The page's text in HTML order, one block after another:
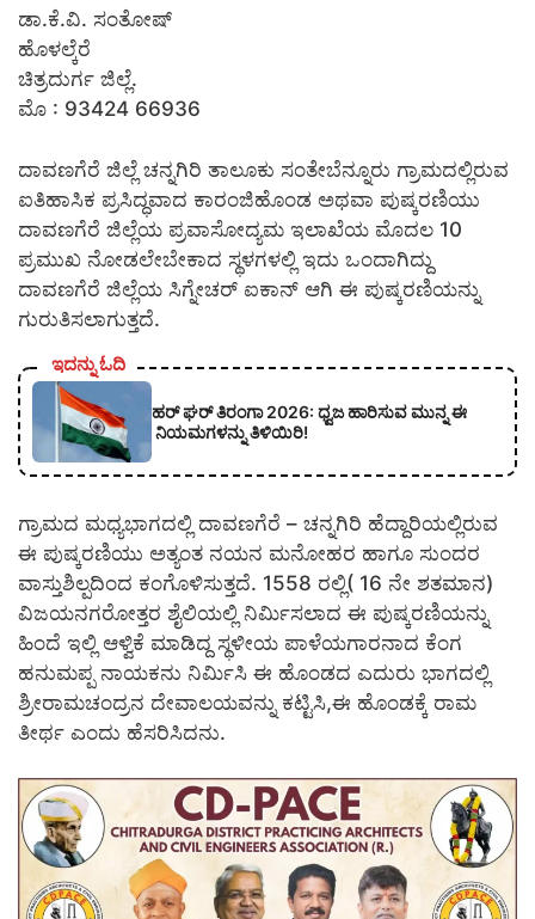
ಡಾ.ಕೆ.ವಿ. ಸಂತೋಷ್
ಹೊಳಲ್ಕೆರೆ
ಚಿತ್ರದುರ್ಗ ಜಿಲ್ಲೆ.
ಮೊ : 93424 66936
ದಾವಣಗೆರೆ ಜಿಲ್ಲೆ ಚನ್ನಗಿರಿ ತಾಲೂಕು ಸಂತೇಬೆನ್ನೂರು ಗ್ರಾಮದಲ್ಲಿರುವ
ಐತಿಹಾಸಿಕ ಪ್ರಸಿದ್ಧವಾದ ಕಾರಂಜಿಹೊಂಡ ಅಥವಾ ಪುಷ್ಕರಣಿಯು
ದಾವಣಗೆರೆ ಜಿಲ್ಲೆಯ ಪ್ರವಾಸೋದ್ಯಮ ಇಲಾಖೆಯ ಮೊದಲ 10
ಪ್ರಮುಖ ನೋಡಲೇಬೇಕಾದ ಸ್ಥಳಗಳಲ್ಲಿ ಇದು ಒಂದಾಗಿದ್ದು
ದಾವಣಗೆರೆ ಜಿಲ್ಲೆಯ ಸಿಗ್ನೇಚರ್ ಐಕಾನ್ ಆಗಿ ಈ ಪುಷ್ಕರಣಿಯನ್ನು
ಗುರುತಿಸಲಾಗುತ್ತದೆ.
ಇದನ್ನು ಓದಿ
ಹರ್ ಘರ್ ತಿರಂಗಾ 2026: ಧ್ವಜ ಹಾರಿಸುವ ಮುನ್ನ ಈ
ನಿಯಮಗಳನ್ನು ತಿಳಿಯಿರಿ!
ಗ್ರಾಮದ ಮಧ್ಯಭಾಗದಲ್ಲಿ ದಾವಣಗೆರೆ – ಚನ್ನಗಿರಿ ಹೆದ್ದಾರಿಯಲ್ಲಿರುವ
ಈ ಪುಷ್ಕರಣಿಯು ಅತ್ಯಂತ ನಯನ ಮನೋಹರ ಹಾಗೂ ಸುಂದರ
ವಾಸ್ತುಶಿಲ್ಪದಿಂದ ಕಂಗೊಳಿಸುತ್ತದೆ. 1558 ರಲ್ಲಿ( 16 ನೇ ಶತಮಾನ)
ವಿಜಯನಗರೋತ್ತರ ಶೈಲಿಯಲ್ಲಿ ನಿರ್ಮಿಸಲಾದ ಈ ಪುಷ್ಕರಣಿಯನ್ನು
ಹಿಂದೆ ಇಲ್ಲಿ ಆಳ್ವಿಕೆ ಮಾಡಿದ್ದ ಸ್ಥಳೀಯ ಪಾಳೆಯಗಾರನಾದ ಕೆಂಗ
ಹನುಮಪ್ಪ ನಾಯಕನು ನಿರ್ಮಿಸಿ ಈ ಹೊಂಡದ ಎದುರು ಭಾಗದಲ್ಲಿ
ಶ್ರೀರಾಮಚಂದ್ರನ ದೇವಾಲಯವನ್ನು ಕಟ್ಟಿಸಿ,ಈ ಹೊಂಡಕ್ಕೆ ರಾಮ
ತೀರ್ಥ ಎಂದು ಹೆಸರಿಸಿದನು.